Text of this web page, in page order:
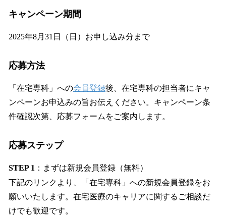
キャンペーン期間
2025年8月31日（日）お申し込み分まで
応募方法
「在宅専科」への会員登録後、在宅専科の担当者にキャ
ンペーンお申込みの旨お伝えください。キャンペーン条
件確認次第、応募フォームをご案内します。
応募ステップ
STEP 1 ：まずは新規会員登録（無料）
下記のリンクより、「在宅専科」への新規会員登録をお
願いいたします。在宅医療のキャリアに関するご相談だ
けでも歓迎です。